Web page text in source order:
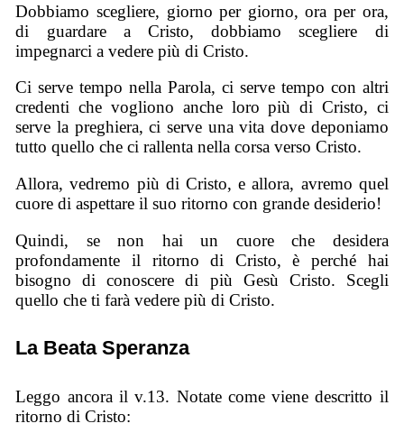
Dobbiamo scegliere, giorno per giorno, ora per ora,
di guardare a Cristo, dobbiamo scegliere di
impegnarci a vedere più di Cristo.
Ci serve tempo nella Parola, ci serve tempo con altri
credenti che vogliono anche loro più di Cristo, ci
serve la preghiera, ci serve una vita dove deponiamo
tutto quello che ci rallenta nella corsa verso Cristo.
Allora, vedremo più di Cristo, e allora, avremo quel
cuore di aspettare il suo ritorno con grande desiderio!
Quindi, se non hai un cuore che desidera
profondamente il ritorno di Cristo, è perché hai
bisogno di conoscere di più Gesù Cristo. Scegli
quello che ti farà vedere più di Cristo.
La Beata Speranza
Leggo ancora il v.13. Notate come viene descritto il
ritorno di Cristo: